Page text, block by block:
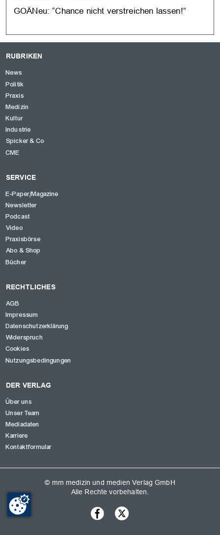
GOÄNeu: “Chance nicht verstreichen lassen!”
RUBRIKEN
News
Politik
Praxis
Medizin
Kultur
Industrie
Spicker & Co
CME
SERVICE
E-Paper/Magazine
Newsletter
Podcast
Video
Praxisbörse
Abo & Shop
Bücher
RECHTLICHES
AGB
Impressum
Datenschutzerklärung
Widerspruch
Cookies
Nutzungsbedingungen
DER VERLAG
Über uns
Unser Team
Mediadaten
Karriere
Kontaktformular
© mm medizin und medien Verlag GmbH
Alle Rechte vorbehalten.